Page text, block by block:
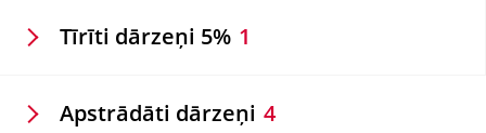
Tīrīti dārzeņi 5% 1
Apstrādāti dārzeņi 4